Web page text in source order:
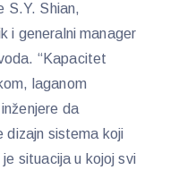
S.Y. Shian,
i generalni manager
“Kapacitet
laganom
da
dizajn sistema koji
situacija u kojoj svi